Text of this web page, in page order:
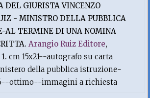
DEL GIURISTA VINCENZO
- MINISTRO DELLA PUBBLICA
AL TERMINE DI UNA NOMINA
Arangio Ruiz Editore,
1.cm 15x21--autografo su carta
della pubblica istruzione-
ottimo--immagini a richiesta